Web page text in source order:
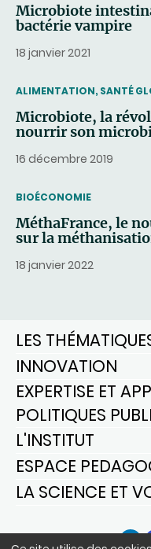
Microbiote
bactérie vampire
18 janvier 2021
THEMATIC
ALIMENTATION, SANTÉ
Microbiote, la
nourrir son
16 décembre 2019
THEMATIC
BIOÉCONOMIE
MéthaFrance, le
sur la
18 janvier 2022
LES
INNOVATION
EXPERTISE ET
POLITIQUES
L'INSTITUT
ESPACE
LA SCIENCE ET
SUIVEZ-NOUS